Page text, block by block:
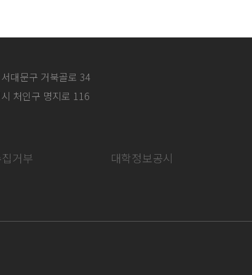
대문구 거북골로 34
처인구 명지로 116
거부 대학정보공시